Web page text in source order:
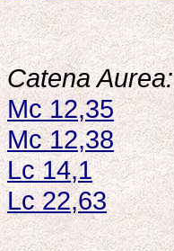
Catena Aurea:
Mc 12,35
Mc 12,38
Lc 14,1
Lc 22,63